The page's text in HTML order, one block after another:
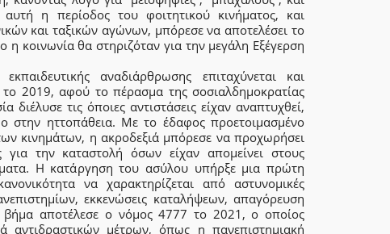
αυτή η περίοδος του φοιτητικού κινήματος, και
και ταξικών αγώνων, μπόρεσε να αποτελέσει το
κοινωνία θα στηριζόταν για την μεγάλη Εξέγερση
αναδιάρθρωσης επιταχύνεται και
2019, αφού το πέρασμα της σοσιαλδημοκρατίας
διέλυσε τις όποιες αντιστάσεις είχαν αναπτυχθεί,
στην ηττοπάθεια. Με το έδαφος προετοιμασμένο
κινημάτων, η ακροδεξιά μπόρεσε να προχωρήσει
για την καταστολή όσων είχαν απομείνει στους
Η κατάργηση του ασύλου υπήρξε μια πρώτη
να χαρακτηρίζεται από αστυνομικές
εκκενώσεις καταλήψεων, απαγόρευση
αποτέλεσε ο νόμος 4777 το 2021, ο οποίος
αντιδραστικών μέτρων, όπως η πανεπιστημιακή